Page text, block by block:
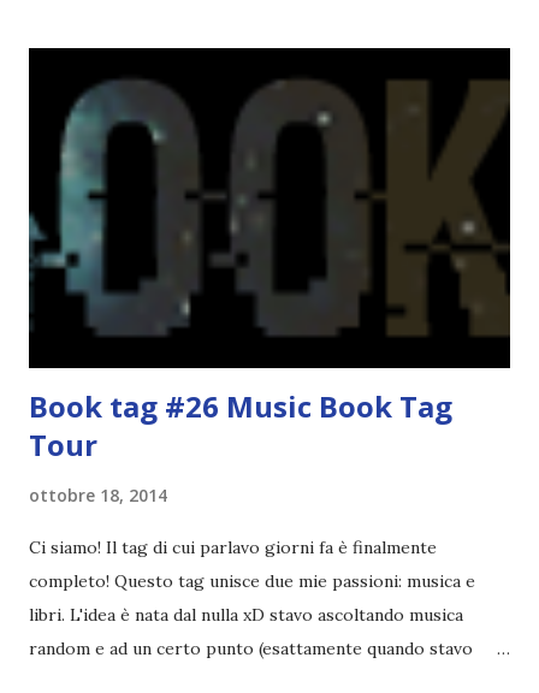
delle amicizie, così mi obbligò a entrare nella squadra dei
Pirati di Orlando. Mi feci degli amici eccome: una masnada di
bambini dell'asilo. Non fu un gran passo avanti, se l'obiettivo
era inserirmi fra i coetanei. Fu soprattutto perché come
statura sovrastavo tutti gli altri giocatori se quell'anno per
un pelo non entrai nella formazione ufficiale. Qu...
Book tag #26 Music Book Tag
Tour
ottobre 18, 2014
Ci siamo! Il tag di cui parlavo giorni fa è finalmente
completo! Questo tag unisce due mie passioni: musica e
libri. L'idea è nata dal nulla xD stavo ascoltando musica
random e ad un certo punto (esattamente quando stavo